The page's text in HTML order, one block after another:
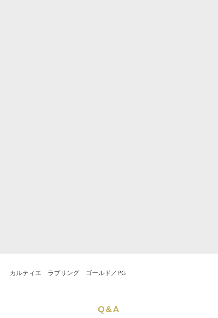
カルティエ ラブリング ゴールド／PG
Q&A